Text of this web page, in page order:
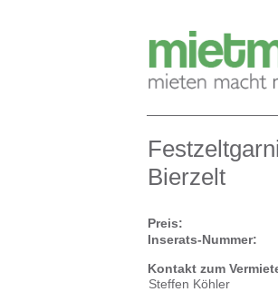
Bierzelt
Preis:
Inserats-Nummer:
Kontakt zum
Steffen Köhler